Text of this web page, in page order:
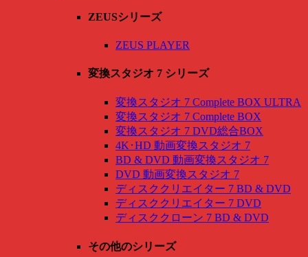
ZEUSシリーズ
ZEUS PLAYER
変換スタジオ 7 シリーズ
変換スタジオ 7 Complete BOX ULTRA
変換スタジオ 7 Complete BOX
変換スタジオ 7 DVD総合BOX
4K･HD 動画変換スタジオ 7
BD & DVD 動画変換スタジオ 7
DVD 動画変換スタジオ 7
ディスククリエイター 7 BD & DVD
ディスククリエイター 7 DVD
ディスククローン 7 BD & DVD
その他のシリーズ